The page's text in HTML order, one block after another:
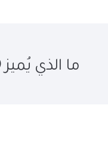
ما الذي يُميز XO؟